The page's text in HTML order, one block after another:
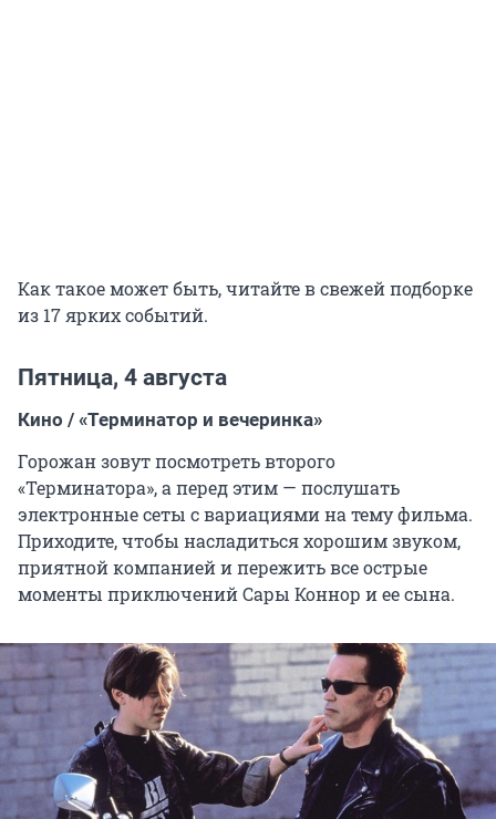
Как такое может быть, читайте в свежей подборке
из 17 ярких событий.
Пятница, 4 августа
Кино / «Терминатор и вечеринка»
Горожан зовут посмотреть второго
«Терминатора», а перед этим — послушать
электронные сеты с вариациями на тему фильма.
Приходите, чтобы насладиться хорошим звуком,
приятной компанией и пережить все острые
моменты приключений Сары Коннор и ее сына.